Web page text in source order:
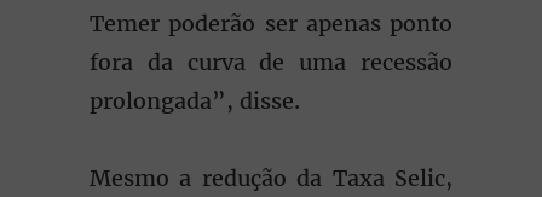
Temer poderão ser apenas ponto
fora da curva de uma recessão
prolongada”, disse.
Mesmo a redução da Taxa Selic,